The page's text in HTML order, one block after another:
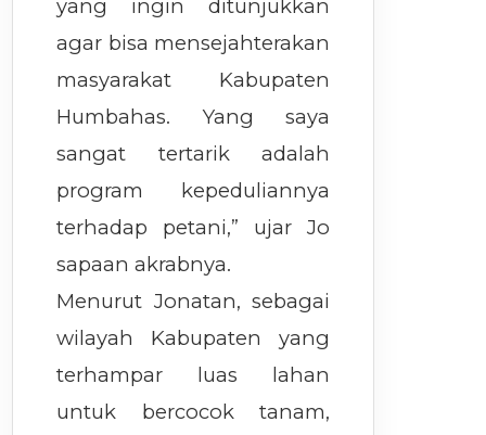
yang ingin ditunjukkan
agar bisa mensejahterakan
masyarakat Kabupaten
Humbahas. Yang saya
sangat tertarik adalah
program kepeduliannya
terhadap petani,” ujar Jo
sapaan akrabnya.
Menurut Jonatan, sebagai
wilayah Kabupaten yang
terhampar luas lahan
untuk bercocok tanam,